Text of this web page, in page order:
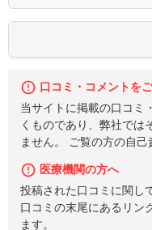
口コミ・コメントを
当サイトに掲載の口コミ
くものであり、弊社では
ません。 ご覧の方の自己
医療機関の方へ
投稿された口コミに関し
口コミの末尾にあるリン
ます。